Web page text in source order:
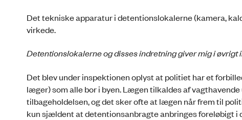
Det tekniske apparatur i detentionslokalerne (kamera,
virkede.
Detentionslokalerne og disses indretning giver mig i
Det blev under inspektionen oplyst at politiet har et
læger) som alle bor i byen. Lægen tilkaldes af
tilbageholdelsen, og det sker ofte at lægen når frem til
kun sjældent at detentionsanbragte anbringes foreløbigt i